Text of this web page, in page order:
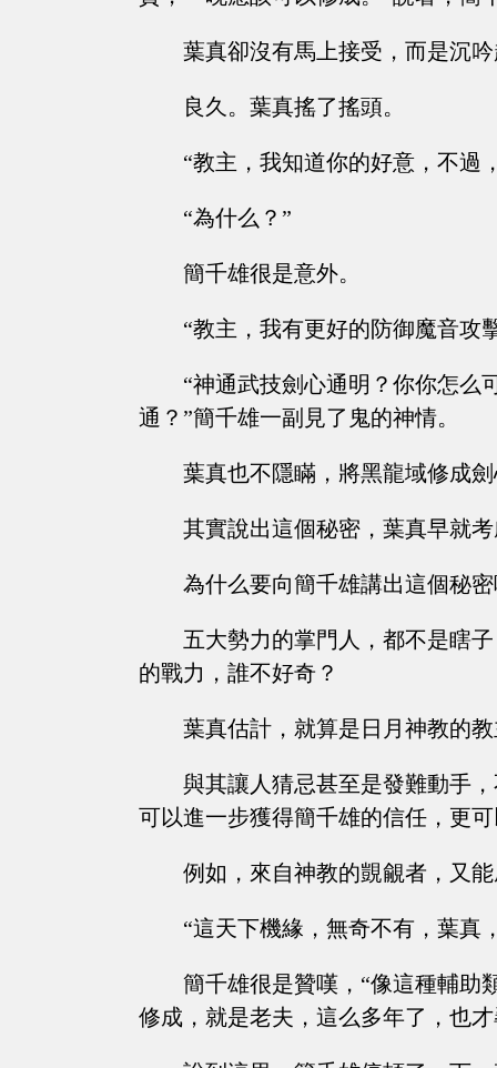
葉真卻沒有馬上接受，而是沉
良久。葉真搖了搖頭。
“教主，我知道你的好意，不過
“為什么？”
簡千雄很是意外。
“教主，我有更好的防御魔音攻
“神通武技劍心通明？你你怎么
通？”簡千雄一副見了鬼的神情。
葉真也不隱瞞，將黑龍域修成
其實說出這個秘密，葉真早就
為什么要向簡千雄講出這個秘
五大勢力的掌門人，都不是瞎
的戰力，誰不好奇？
葉真估計，就算是日月神教的
與其讓人猜忌甚至是發難動手
可以進一步獲得簡千雄的信任，更
例如，來自神教的覬覦者，又
“這天下機緣，無奇不有，葉真
簡千雄很是贊嘆，“像這種輔助
修成，就是老夫，這么多年了，也